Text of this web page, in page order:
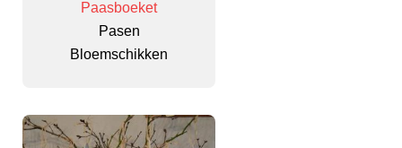
Paasboeket
Pasen
Bloemschikken